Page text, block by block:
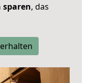
sparen, das